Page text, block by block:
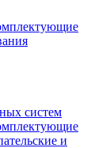
систем
и